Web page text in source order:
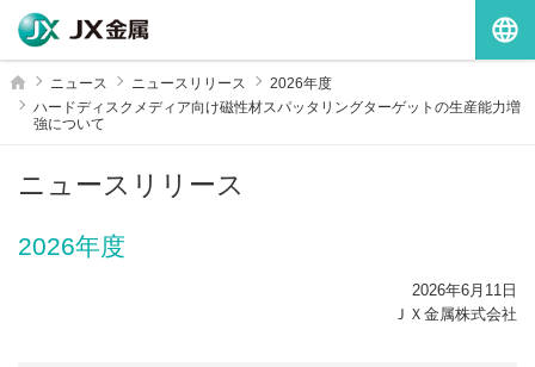
ホームニュース ニュースリリース
2026年度
ハードディスクメディア向け磁性材スパッタリングターゲットの生産能力増
強について
ニュースリリース
2026年度
2026年6月11日
ＪＸ金属株式会社